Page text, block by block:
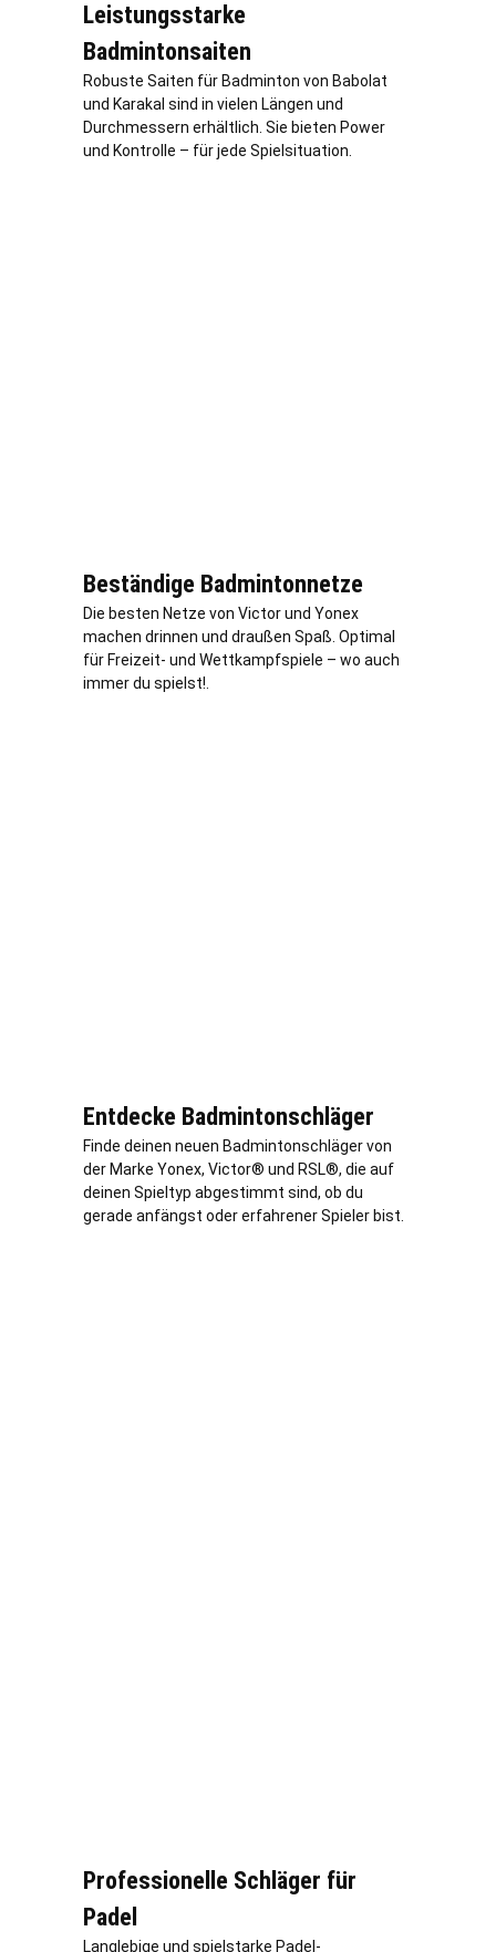
Leistungsstarke
Badmintonsaiten
Robuste Saiten für Badminton von Babolat
und Karakal sind in vielen Längen und
Durchmessern erhältlich. Sie bieten Power
und Kontrolle – für jede Spielsituation.
Beständige Badmintonnetze
Die besten Netze von Victor und Yonex
machen drinnen und draußen Spaß. Optimal
für Freizeit- und Wettkampfspiele – wo auch
immer du spielst!.
Entdecke Badmintonschläger
Finde deinen neuen Badmintonschläger von
der Marke Yonex, Victor® und RSL®, die auf
deinen Spieltyp abgestimmt sind, ob du
gerade anfängst oder erfahrener Spieler bist.
Professionelle Schläger für
Padel
Langlebige und spielstarke Padel-